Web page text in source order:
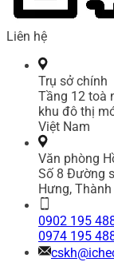
Liên hệ
Trụ sở chính
Tầng 12 toà
khu đô thị
Việt Nam
Văn phòng
Số 8 Đường
Hưng,
0902 195
0974 195